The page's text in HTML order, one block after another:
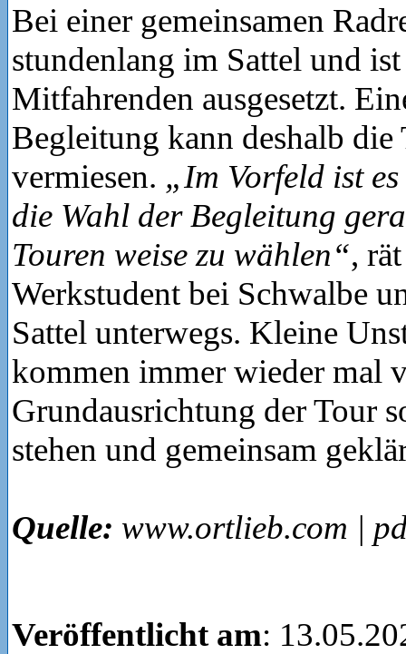
Bei einer gemeinsamen
stundenlang im Sattel und
Mitfahrenden ausgesetzt.
Begleitung kann deshalb die
vermiesen. „Im Vorfeld ist
die Wahl der Begleitung
Touren weise zu wählen“,
Werkstudent bei Schwalbe
Sattel unterwegs. Kleine
kommen immer wieder mal
Grundausrichtung der Tour
stehen und gemeinsam
Quelle: www.ortlieb.com |
Veröffentlicht am: